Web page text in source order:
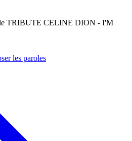
TRIBUTE CELINE DION - I'M
les paroles